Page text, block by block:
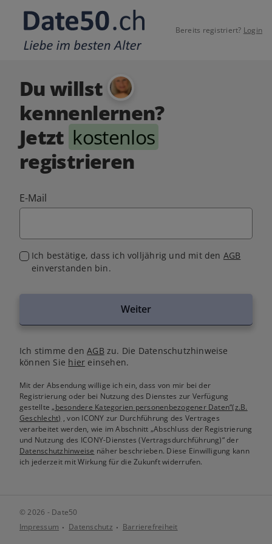
Bereits registriert? Login
Du willst
kennenlernen?
Jetzt kostenlos
registrieren
E-Mail
Ich bestätige, dass ich volljährig und mit den AGB
einverstanden bin.
Weiter
Ich stimme denAGB zu. Die Datenschutzhinweise
können Sie hier einsehen.
Mit der Absendung willige ich ein, dass von mir bei der
Registrierung oder bei Nutzung des Dienstes zur Verfügung
gestellte„besondere Kategorien personenbezogener Daten“(z.B.
Geschlecht) , von ICONY zur Durchführung des Vertrages
verarbeitet werden, wie im Abschnitt „Abschluss der Registrierung
und Nutzung des ICONY-Dienstes (Vertragsdurchführung)“ der
Datenschutzhinweise näher beschrieben. Diese Einwilligung kann
ich jederzeit mit Wirkung für die Zukunft widerrufen.
© 2026 - Date50
Impressum
Datenschutz Barrierefreiheit